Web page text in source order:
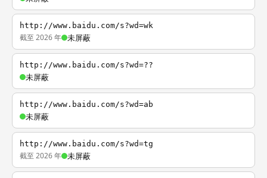
http://www.baidu.com/s?wd=wk
截至 2026 年 未屏蔽
http://www.baidu.com/s?wd=??
未屏蔽
http://www.baidu.com/s?wd=ab
未屏蔽
http://www.baidu.com/s?wd=tg
截至 2026 年 未屏蔽